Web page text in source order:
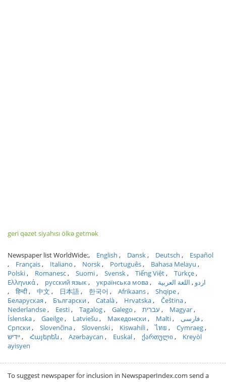
geri qəzet siyahısı ölkə getmək
Newspaper list WorldWide: English Dansk Deutsch
Español
Français
Italiano Norsk Português
Bahasa Melayu
Polski
Romanesc Suomi Svensk Tiếng Việt
Türkçe
Ελληνικά
русский язык українська мова اردو
اللغة العربية
हिन्दी
中文 日本語 한국어 Afrikaans
Shqipe
Беларуская
Български Català Hrvatska
Čeština
Nederlandse
Eesti Tagalog Galego עברית
Magyar
Íslenska
Gaeilge Latviešu Македонски Malti
فارسی
Српски
Slovenčina Slovenski Kiswahili ไทย
Cymraeg
ייִדיש
Հայերեն Azərbaycan Euskal ქართული
Kreyòl
ayisyen
To suggest newspaper for inclusion in NewspaperIndex.com send a